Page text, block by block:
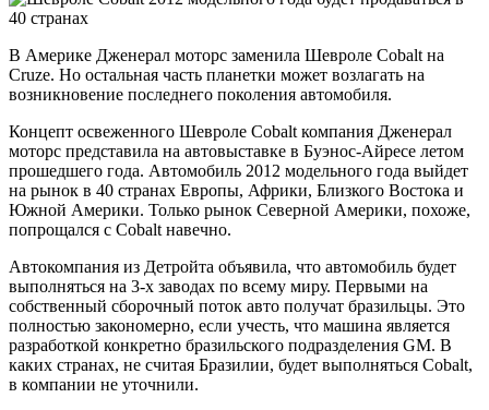
В Америке Дженерал моторс заменила Шевроле Cobalt на
Cruze. Но остальная часть планетки может возлагать на
возникновение последнего поколения автомобиля.
Концепт освеженного Шевроле Cobalt компания Дженерал
моторс представила на автовыставке в Буэнос-Айресе летом
прошедшего года. Автомобиль 2012 модельного года выйдет
на рынок в 40 странах Европы, Африки, Близкого Востока и
Южной Америки. Только рынок Северной Америки, похоже,
попрощался с Cobalt навечно.
Автокомпания из Детройта объявила, что автомобиль будет
выполняться на 3-х заводах по всему миру. Первыми на
собственный сборочный поток авто получат бразильцы. Это
полностью закономерно, если учесть, что машина является
разработкой конкретно бразильского подразделения GM. В
каких странах, не считая Бразилии, будет выполняться Cobalt,
в компании не уточнили.